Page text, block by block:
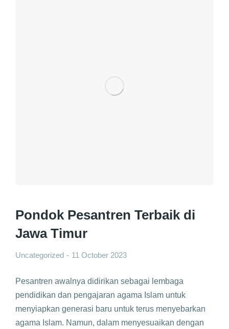
Pondok Pesantren Terbaik di
Jawa Timur
Uncategorized 11 October 2023
Pesantren awalnya didirikan sebagai lembaga
pendidikan dan pengajaran agama Islam untuk
menyiapkan generasi baru untuk terus menyebarkan
agama Islam. Namun, dalam menyesuaikan dengan